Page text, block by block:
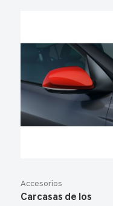
Accesorios
Carcasas de los